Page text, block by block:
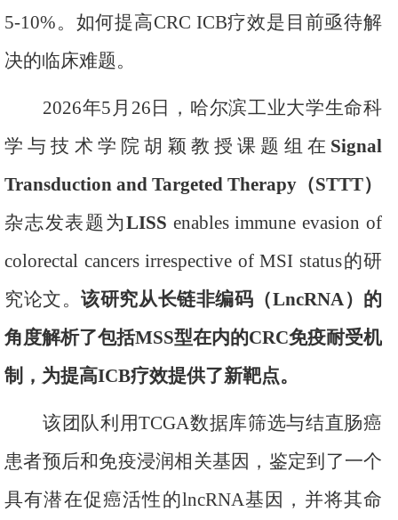
5-10%。如何提高CRC ICB疗效是目前亟待解
决的临床难题。
2026年5 月 26 日，哈尔滨工业大学生命科
学与技术学院胡颖教授课题组在 Signal
Transduction and Targeted Therapy （STTT）
杂志发表题为LISS enables immune evasion of
colorectal cancers irrespective of MSI status的研
究论文。该研究从长链非编码（LncRNA）的
角度解析了包括MSS型在内的CRC免疫耐受机
制，为提高ICB疗效提供了新靶点。
该团队利用TCGA数据库筛选与结直肠癌
患者预后和免疫浸润相关基因，鉴定到了一个
具有潜在促癌活性的lncRNA基因，并将其命